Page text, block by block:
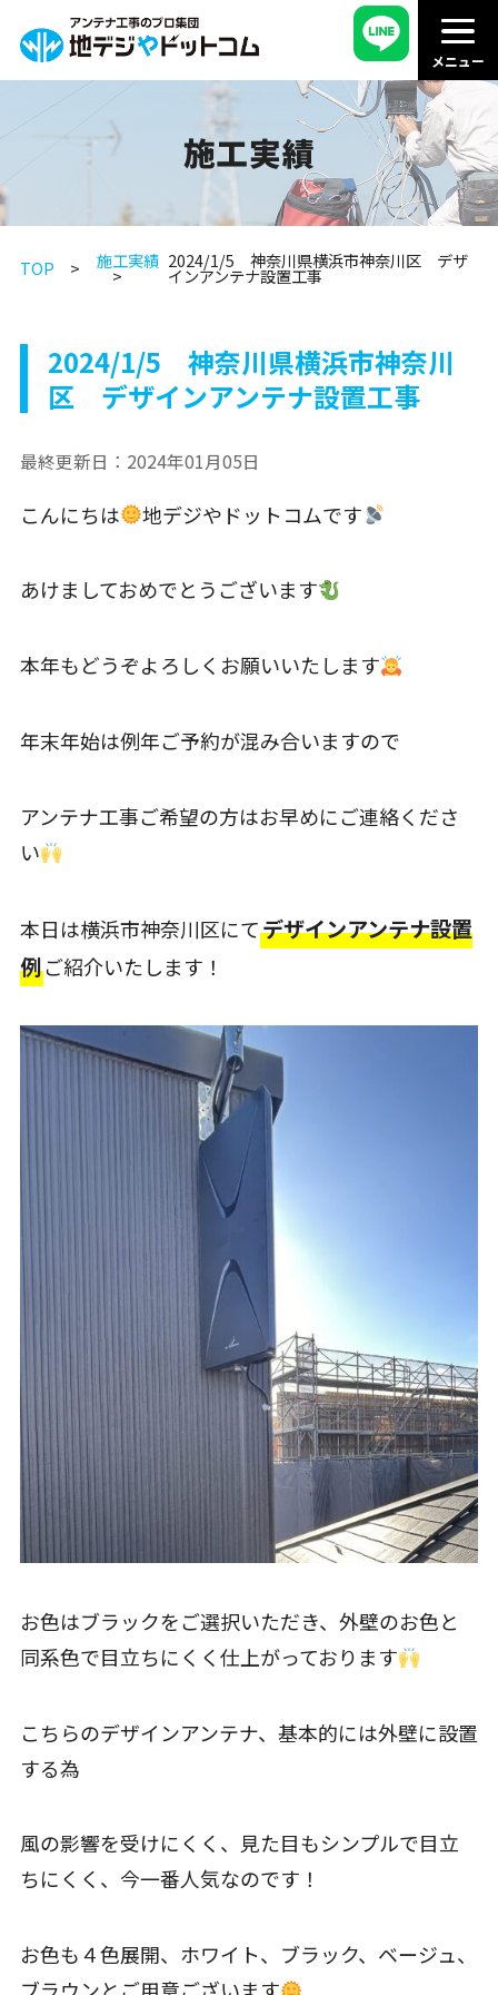
施工実績
TOP 施工実績 2024/1/5 神奈川県横浜市神奈川区 デザ
インアンテナ設置工事
2024/1/5 神奈川県横浜市神奈川
区 デザインアンテナ設置工事
最終更新日： 2024年01月05日
こんにちは 地デジやドットコムです
あけましておめでとうございます
本年もどうぞよろしくお願いいたします
年末年始は例年ご予約が混み合いますので
アンテナ工事ご希望の方はお早めにご連絡くださ
い
本日は横浜市神奈川区にてデザインアンテナ設置
例ご紹介いたします！
お色はブラックをご選択いただき、外壁のお色と
同系色で目立ちにくく仕上がっております
こちらのデザインアンテナ、基本的には外壁に設置
する為
風の影響を受けにくく、見た目もシンプルで目立
ちにくく、今一番人気なのです！
お色も４色展開、ホワイト、ブラック、ベージュ、